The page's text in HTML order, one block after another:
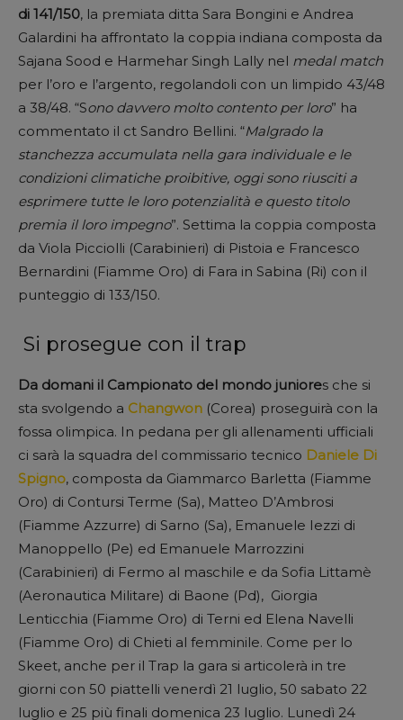
di 141/150, la premiata ditta Sara Bongini e Andrea
Galardini ha affrontato la coppia indiana composta da
Sajana Sood e Harmehar Singh Lally nel medal match
per l’oro e l’argento, regolandoli con un limpido 43/48
a 38/48. “Sono davvero molto contento per loro” ha
commentato il ct Sandro Bellini. “Malgrado la
stanchezza accumulata nella gara individuale e le
condizioni climatiche proibitive, oggi sono riusciti a
esprimere tutte le loro potenzialità e questo titolo
premia il loro impegno”. Settima la coppia composta
da Viola Picciolli (Carabinieri) di Pistoia e Francesco
Bernardini (Fiamme Oro) di Fara in Sabina (Ri) con il
punteggio di 133/150.
Si prosegue con il trap
Da domani il Campionato del mondo juniores che si
sta svolgendo a Changwon (Corea) proseguirà con la
fossa olimpica. In pedana per gli allenamenti ufficiali
ci sarà la squadra del commissario tecnico Daniele Di
Spigno, composta da Giammarco Barletta (Fiamme
Oro) di Contursi Terme (Sa), Matteo D’Ambrosi
(Fiamme Azzurre) di Sarno (Sa), Emanuele Iezzi di
Manoppello (Pe) ed Emanuele Marrozzini
(Carabinieri) di Fermo al maschile e da Sofia Littamè
(Aeronautica Militare) di Baone (Pd), Giorgia
Lenticchia (Fiamme Oro) di Terni ed Elena Navelli
(Fiamme Oro) di Chieti al femminile. Come per lo
Skeet, anche per il Trap la gara si articolerà in tre
giorni con 50 piattelli venerdì 21 luglio, 50 sabato 22
luglio e 25 più finali domenica 23 luglio. Lunedì 24